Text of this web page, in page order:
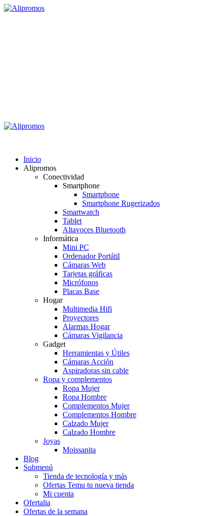
Saltar
Menú
Inicio
Alipromos
Conectividad
Smartphone
Smartphone
Smartphone Rugerizados
Smartwatch
Tablet
Altavoces Bluetooth
Informática
Mini PC
Ordenador Portátil
Cámaras Web
Tarjetas gráficas
Micrófonos
Placas Base
Hogar
Multimedia Hifi
Proyectores
Alarmas Hogar
Cámaras Vigilancia
Gadget
Herramientas y Útiles
Cámaras Acción
Aspiradoras sin cable
Ropa y complementos
Ropa Mujer
Ropa Hombre
Complementos Mujer
Complementos Hombre
Calzado Mujer
Calzado Hombre
Joyas
Moissanita
Blog
Submenú
Tienda de tecnología y más
Ofertas Temu tu nueva tienda
Mi cuenta
Ofertalia
Ofertas de la semana